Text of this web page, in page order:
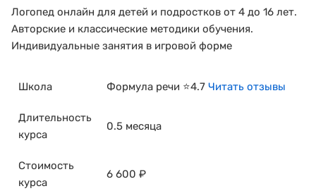
Логопед онлайн для детей и подростков от 4 до 16 лет.
Авторские и классические методики обучения.
Индивидуальные занятия в игровой форме
Школа Формула речи ⭐4.7 Читать отзывы
Длительность
курса
0.5 месяца
Стоимость
курса
6 600 ₽